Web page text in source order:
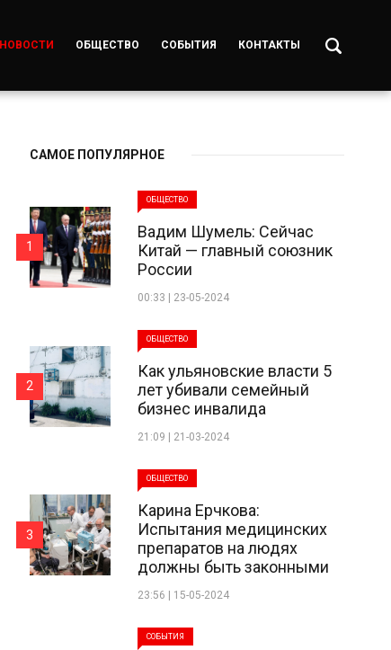
НОВОСТИ ОБЩЕСТВО СОБЫТИЯ КОНТАКТЫ
САМОЕ ПОПУЛЯРНОЕ
ОБЩЕСТВО
Вадим Шумель: Сейчас
Китай — главный союзник
России
00:33 | 23-05-2024
1
ОБЩЕСТВО
Как ульяновские власти 5
лет убивали семейный
бизнес инвалида
21:09 | 21-03-2024
2
ОБЩЕСТВО
Карина Ерчкова:
Испытания медицинских
препаратов на людях
должны быть законными
23:56 | 15-05-2024
3
СОБЫТИЯ